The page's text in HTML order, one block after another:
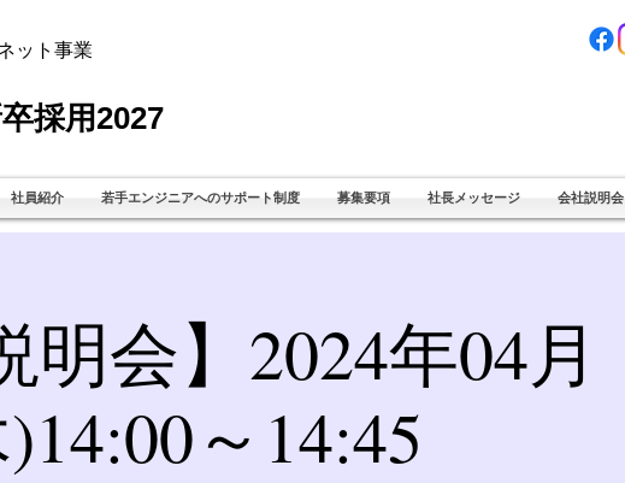
ット事業
採用2027
社員紹介 若手エンジニアへのサポート制度 募集要項 社長メッセージ 会社説明会
明会】2024年04月
～14:45